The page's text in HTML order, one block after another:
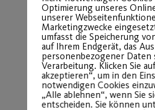
nicht, den Vorstand
kontaktieren. Wie
gemeinsam sind wir
Wir wünschen dir alles
treu – denn, Mehr
Optimierung unseres
unserer
Marketingzwecke
umfasst die Speicherung
auf Ihrem Endgerät, das
personenbezogener Daten
Verarbeitung. Klicken Sie
akzeptieren“, um in den
notwendigen Cookies
„Alle ablehnen“, wenn Sie
entscheiden. Sie können